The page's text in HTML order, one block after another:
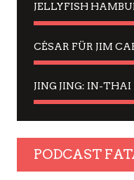
PODCAST